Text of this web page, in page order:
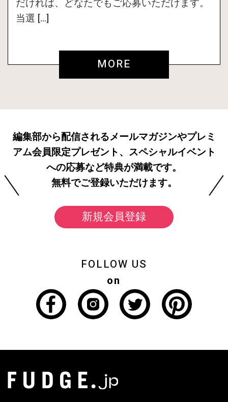
だければ、どなたでもご応募いただけます。
当選 […]
MORE
編集部から配信されるメールマガジンやプレミ
アム会員限定プレゼント、スペシャルイベント
への応募など特典が満載です。
無料でご登録いただけます。
新規会員登録
FOLLOW US
on